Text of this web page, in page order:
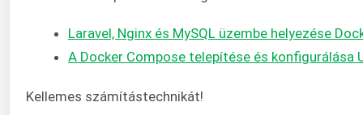
Laravel, Nginx és MySQL üzembe helyezése
A Docker Compose telepítése és konfigurálása
Kellemes számítástechnikát!